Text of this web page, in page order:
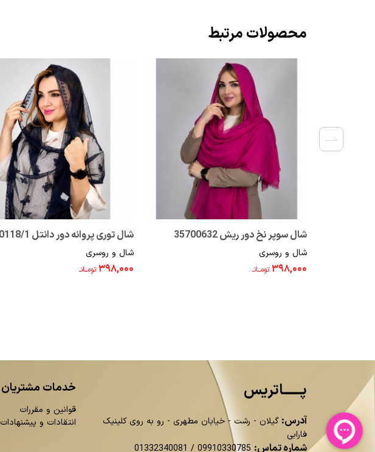
محصولات مرتبط
شال سوپر نخ دور ریش 35700632
شال و روسری
۳۹۸,۰۰۰ تومــانـ
شال توری پروانه دور دانتل 46000118/1
شال و روسری
۳۹۸,۰۰۰ تومــانـ
پــــــاتریس
آدرس: گیلان - رشت - خیابان مطهری - رو به روی کلینیک
فارابی
شماره تماس: 09910330785
/
01332340081
خدمات مشتریان
قوانین و مقررات
انتقادات و پیشنهادات